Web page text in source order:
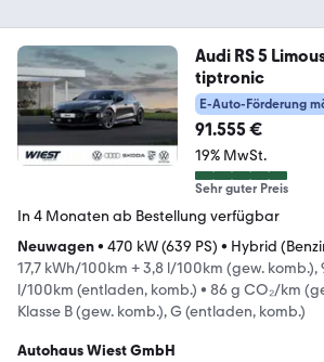
Audi RS 5
tiptronic
E-Auto-Förderung
91.555 €
19% MwSt.
Sehr guter Preis
In 4 Monaten ab Bestellung verfügbar
Neuwagen• 470 kW (639 PS) • Hybrid
17,7 kWh/100km + 3,8 l/100km (gew. komb.),
l/100km (entladen, komb.) • 86 g CO₂/km
Klasse B (gew. komb.), G (entladen, komb.)
Autohaus Wiest GmbH